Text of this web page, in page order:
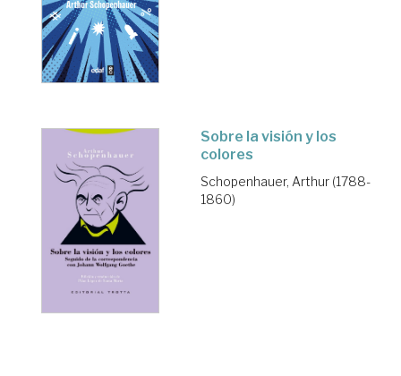
Sobre la visión y los
colores
Schopenhauer, Arthur (1788-
1860)